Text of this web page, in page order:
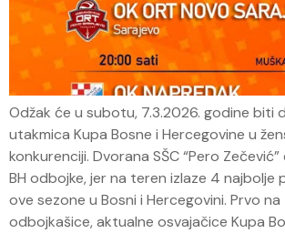
Odžak će u subotu, 7.3.2026. godine biti
utakmica Kupa Bosne i Hercegovine u
konkurenciji. Dvorana SŠC “Pero
BH odbojke, jer na teren izlaze 4 najbolje
ove sezone u Bosni i Hercegovini. Prvo
odbojkašice, aktualne osvajačice Kupa